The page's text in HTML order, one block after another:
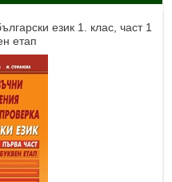
език 1. клас, част 1
етап